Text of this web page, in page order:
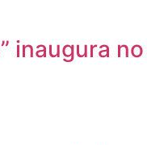
inaugura no